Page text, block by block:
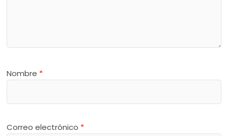
Nombre *
Correo electrónico *